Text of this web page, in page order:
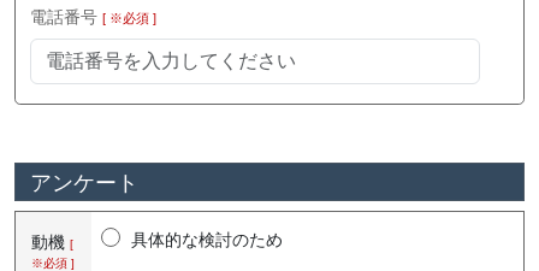
電話番号 [ ※必須 ]
アンケート
動機 [
※必須 ]
具体的な検討のため